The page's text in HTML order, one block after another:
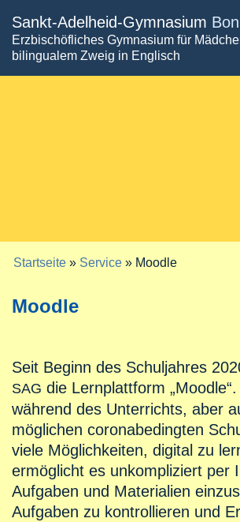
Direkt
zum
Sankt-Adelheid-Gymnasium
Erzbischöfliches Gymnasium für
bilingualem Zweig in Englisch
Sie sind hier
Startseite » Service » Moodle
Moodle
Seit Beginn des Schuljahres
SAG die Lernplattform
während des Unterrichts, aber
möglichen coronabedingten
viele Möglichkeiten, digital zu
ermöglicht es unkompliziert per
Aufgaben und Materialien
Aufgaben zu kontrollieren und